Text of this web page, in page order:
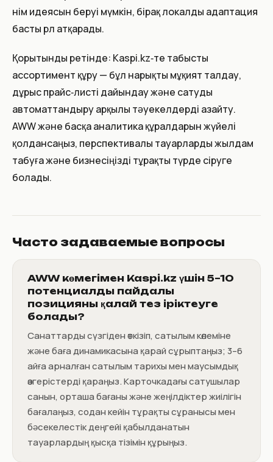
өнім идеясын беруі мүмкін, бірақ локалды адаптация
басты рөл атқарады.
Қорытынды ретінде: Kaspi.kz‑те табысты
ассортимент құру — бұл нарықты мұқият талдау,
дұрыс прайс‑листі дайындау және сатуды
автоматтандыру арқылы тәуекелдерді азайту.
AWW және басқа аналитика құралдарын жүйелі
қолдансаңыз, перспективалы тауарларды жылдам
табуға және бизнесіңізді тұрақты түрде өсіруге
болады.
Часто задаваемые вопросы
AWW көмегімен Kaspi.kz үшін 5–10
потенциалды пайдалы
позицияны қалай тез іріктеуге
болады?
Санаттарды сүзгіден өткізіп, сатылым көлеміне
және баға динамикасына қарай сұрыптаңыз; 3–6
айға арналған сатылым тарихы мен маусымдық
өзгерістерді қараңыз. Карточкадағы сатушылар
санын, орташа бағаны және жеңілдіктер жиілігін
бағалаңыз, содан кейін тұрақты сұранысы мен
бәсекелестік деңгейі қабылданатын
тауарлардың қысқа тізімін құрыңыз.